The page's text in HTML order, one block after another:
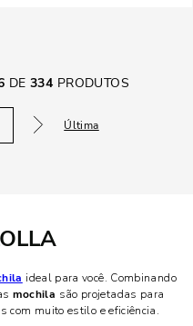
DE334 PRODUTOS
Última
ideal para você. Combinando
mochila são projetadas para
com muito estilo e eficiência.